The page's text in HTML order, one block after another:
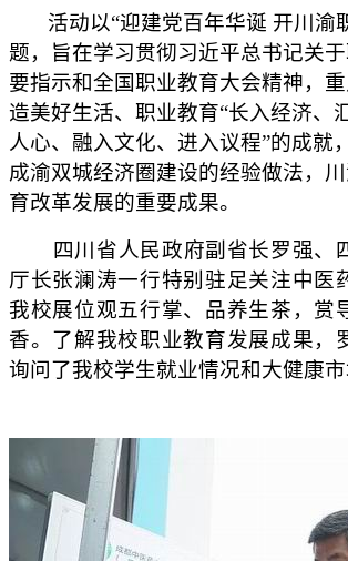
活动以“迎建党百年华诞 开川渝
题，旨在学习贯彻习近平总书记关
要指示和全国职业教育大会精神，
造美好生活、职业教育“长入经济、
人心、融入文化、进入议程”的成就
成渝双城经济圈建设的经验做法，
育改革发展的重要成果。
四川省人民政府副省长罗强、
厅长张澜涛一行特别驻足关注中医
我校展位观五行掌、品养生茶，赏
香。了解我校职业教育发展成果，
询问了我校学生就业情况和大健康市